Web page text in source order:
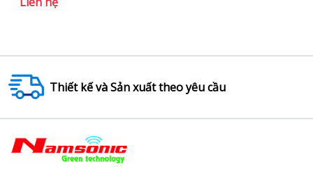
Thiết kế và Sản xuất theo yêu cầu